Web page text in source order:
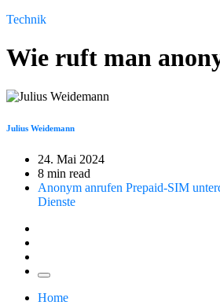
Technik
Wie ruft man
Julius Weidemann
24. Mai 2024
8 min read
Anonym anrufen Prepaid-SIM
Dienste
Home